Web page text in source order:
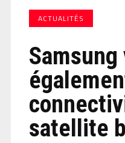
ACTUALITÉS
Samsung
satellite